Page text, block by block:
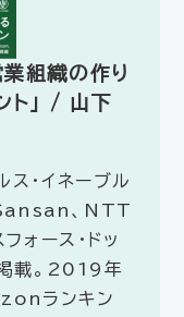
業組織の作り
ト」 / 山下
・イネーブル
Sansan、NTT
ォース・ドッ
掲載。2019年
ランキン